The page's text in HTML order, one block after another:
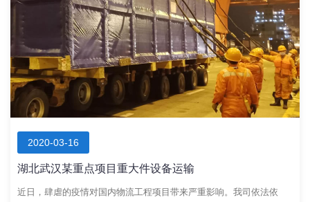
2020-03-16
湖北武汉某重点项目重大件设备运输
近日，肆虐的疫情对国内物流工程项目带来严重影响。我司依法依